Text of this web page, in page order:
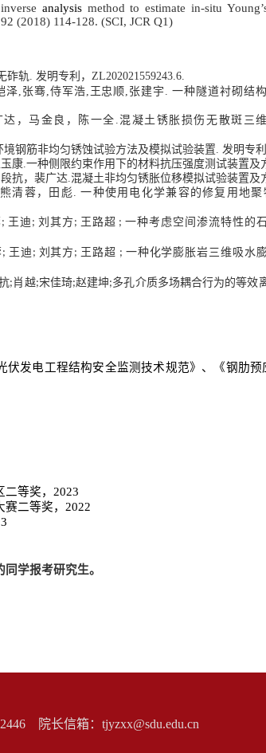
analysismethod to estimate in-situ
(2018) 114-128. (SCI, JCR Q1)
砟轨. 发明专利， ZL202021559243.6.
泽, 张骞,侍军浩, 王忠顺 , 张建宇 .一种隧道衬砌结
，马金良，陈一全 . 混凝土锈胀损伤无散斑三维
境钢筋非均匀锈蚀试验方法及模拟试验装置. 发明专利
康.一种侧限约束作用下的材料抗压强度测试装置及
抗，裴广达.混凝土非均匀锈胀位移模拟试验装置及
清蓉，田彪.一种使用电化学兼容的修复用地
;王迪 ;刘其方 ; 王路超 ;一种考虑空间渗流特性的
; 王迪 ; 刘其方 ;王路超 ; 一种化学膨胀岩三维吸水
; 肖越;宋佳琦;赵建坤;多孔介质多场耦合行为的等效
伏发电工程结构安全监测技术规范》、《钢肋
等奖， 2023
二等奖， 2022
学报考研究生。
院长信箱：tjyzxx@sdu.edu.cn